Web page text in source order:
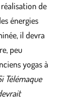
de
énergies
il devra
peu
yogas à
Télémaque